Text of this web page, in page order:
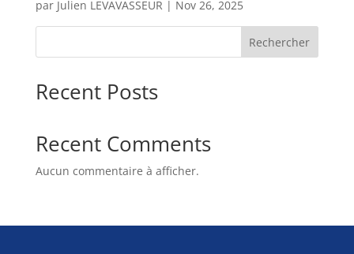
par Julien LEVAVASSEUR | Nov 26, 2025
Rechercher
Recent Posts
Recent Comments
Aucun commentaire à afficher.